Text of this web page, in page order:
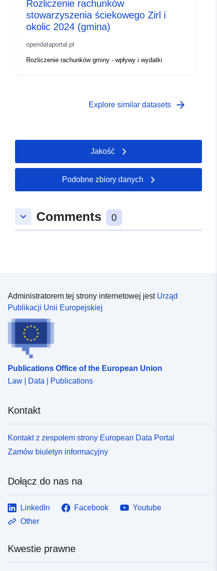
Rozliczenie rachunków
stowarzyszenia ściekowego Zirl i
okolic 2024 (gmina)
opendataportal.pl
Rozliczenie rachunków gminy - wpływy i wydatki
Explore similar datasets arrow_forward
Jakość
Podobne zbiory danych
keyboard_arrow_down Comments 0
Administratorem tej strony internetowej jest Urząd
Publikacji Unii Europejskiej
Publications Office of the European Union
Law | Data | Publications
Kontakt
Kontakt z zespołem strony European Data Portal
Zamów biuletyn informacyjny
Dołącz do nas na
LinkedIn Facebook
Youtube
Other
Kwestie prawne